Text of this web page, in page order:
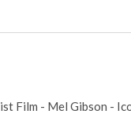
Film - Mel Gibson -